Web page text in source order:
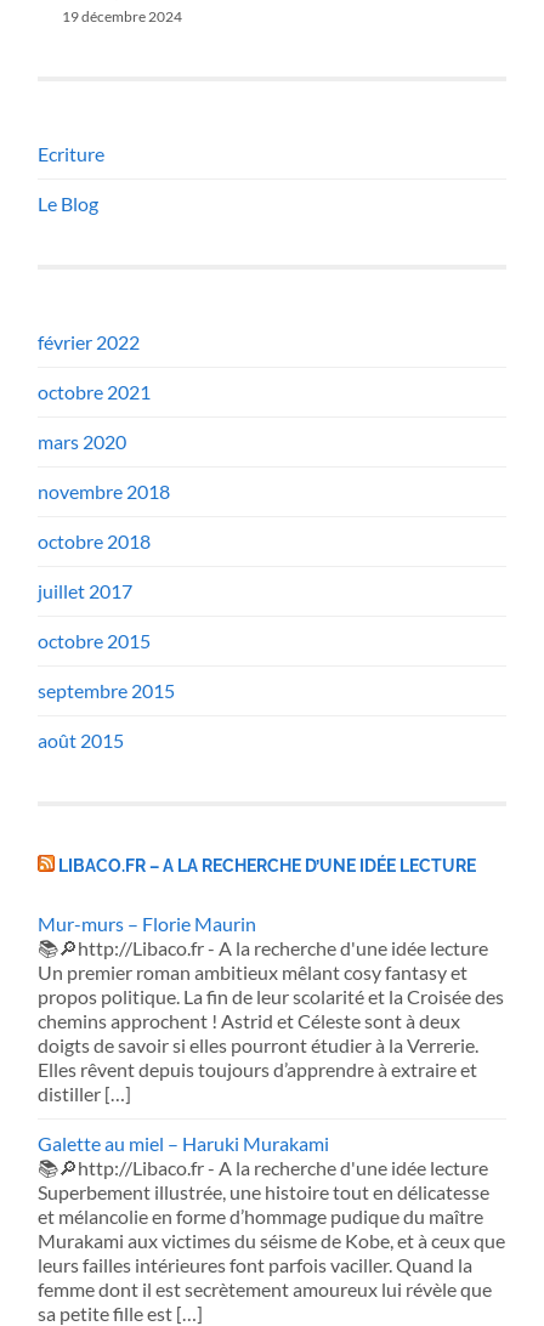
19 décembre 2024
Ecriture
Le Blog
février 2022
octobre 2021
mars 2020
novembre 2018
octobre 2018
juillet 2017
octobre 2015
septembre 2015
août 2015
LIBACO.FR – A LA RECHERCHE D’UNE IDÉE LECTURE
Mur-murs – Florie Maurin
📚🔎http://Libaco.fr - A la recherche d'une idée lecture
Un premier roman ambitieux mêlant cosy fantasy et
propos politique. La fin de leur scolarité et la Croisée des
chemins approchent ! Astrid et Céleste sont à deux
doigts de savoir si elles pourront étudier à la Verrerie.
Elles rêvent depuis toujours d’apprendre à extraire et
distiller […]
Galette au miel – Haruki Murakami
📚🔎http://Libaco.fr - A la recherche d'une idée lecture
Superbement illustrée, une histoire tout en délicatesse
et mélancolie en forme d’hommage pudique du maître
Murakami aux victimes du séisme de Kobe, et à ceux que
leurs failles intérieures font parfois vaciller. Quand la
femme dont il est secrètement amoureux lui révèle que
sa petite fille est […]